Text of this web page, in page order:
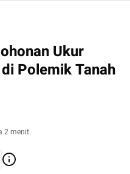
Ukur
Polemik Tanah
2 menit